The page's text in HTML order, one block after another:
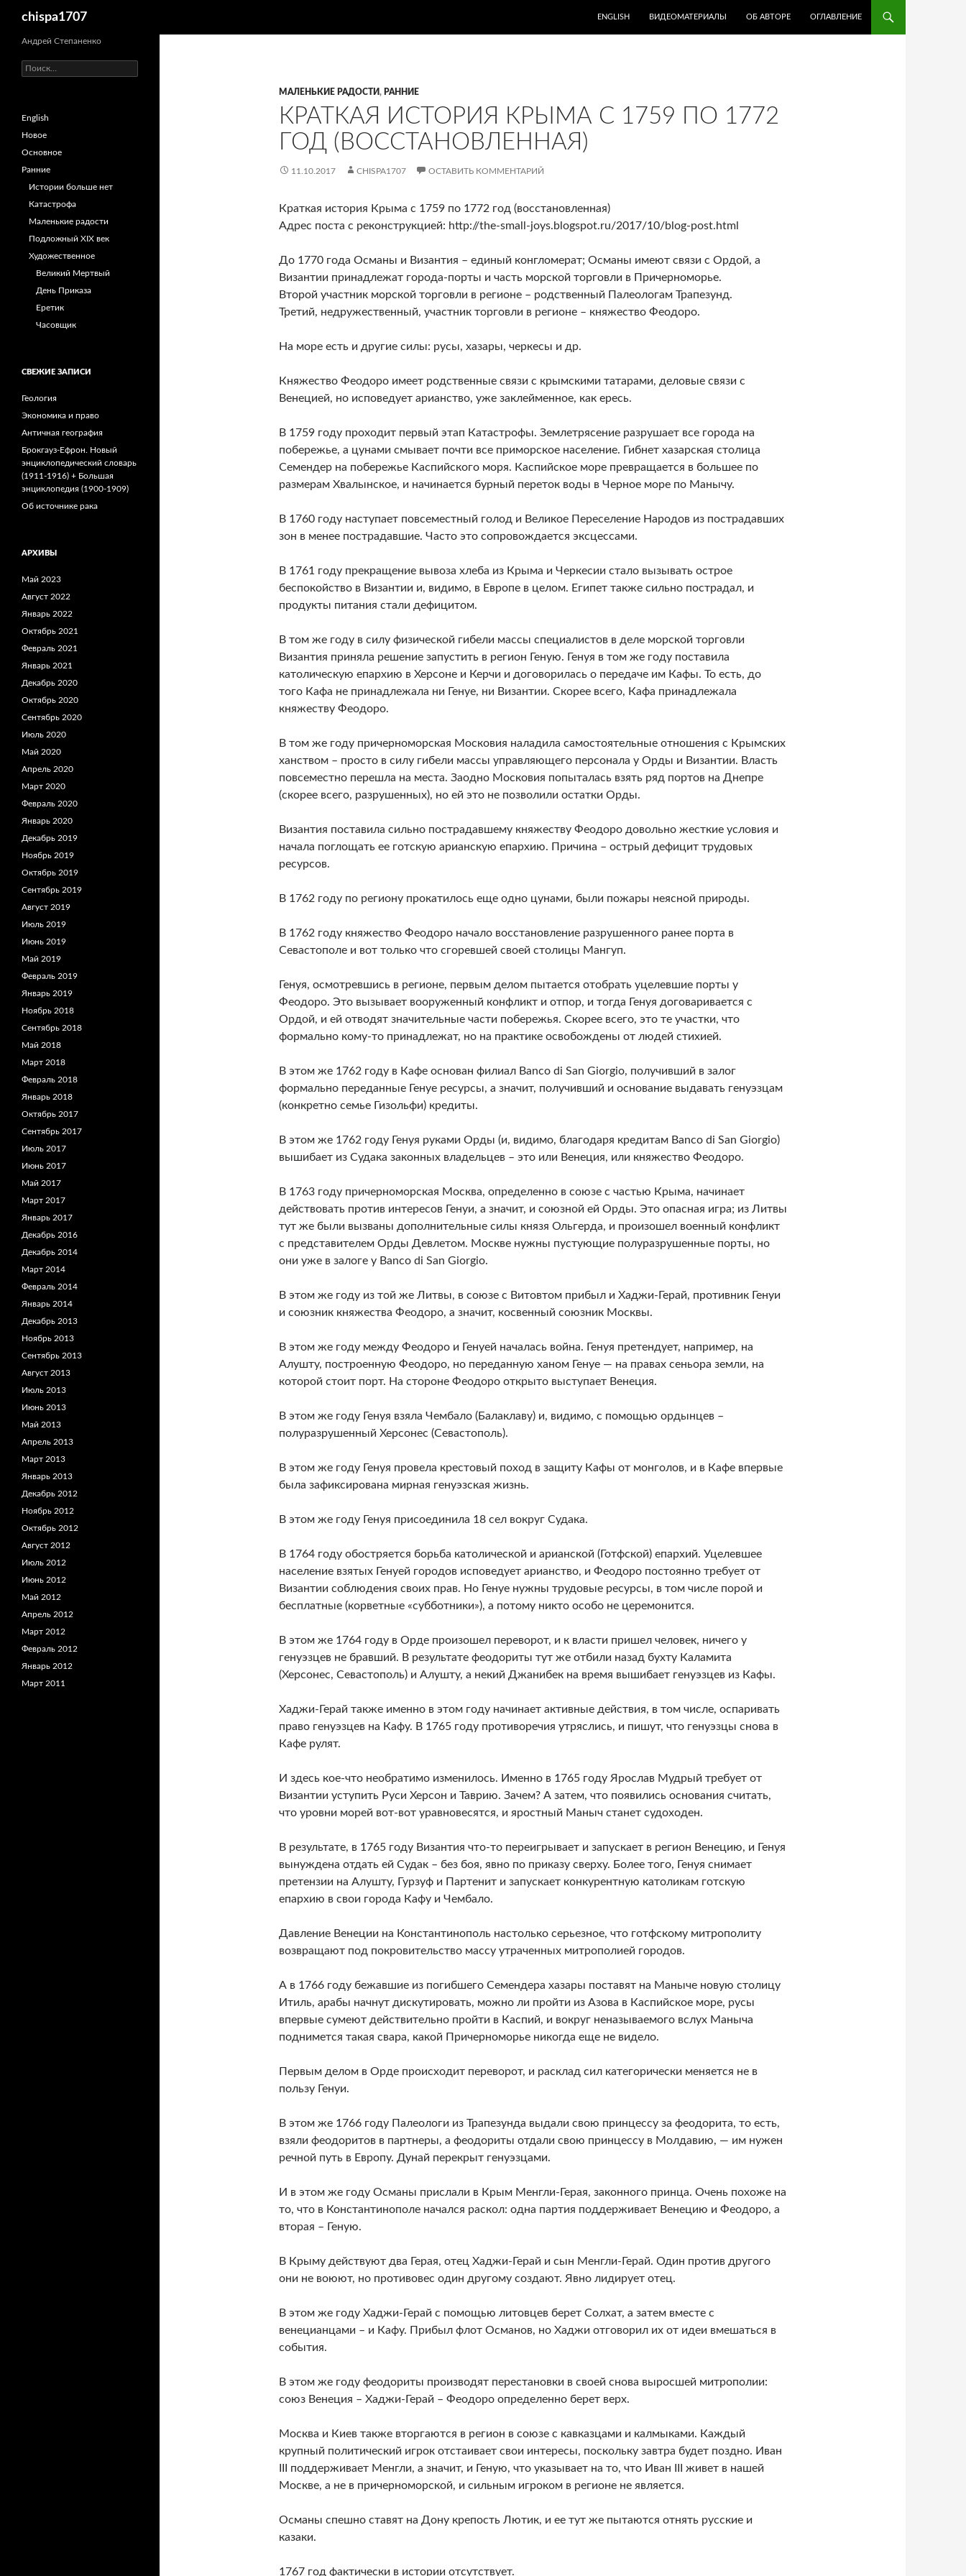
Перейти
содержимому
chispa1707 ENGLISH ВИДЕОМАТЕРИАЛЫ ОБ АВТОРЕ ОГЛАВЛЕНИЕ
МАЛЕНЬКИЕ РАДОСТИ, РАННИЕ
КРАТКАЯ ИСТОРИЯ КРЫМА С 1759 ПО 1772
ГОД (ВОССТАНОВЛЕННАЯ)
11.10.2017 CHISPA1707 ОСТАВИТЬ КОММЕНТАРИЙ
Краткая история Крыма с 1759 по 1772 год (восстановленная)
Адрес поста с реконструкцией: http://the-small-joys.blogspot.ru/2017/10/blog-post.html
До 1770 года Османы и Византия – единый конгломерат; Османы имеют связи с Ордой, а
Византии принадлежат города-порты и часть морской торговли в Причерноморье.
Второй участник морской торговли в регионе – родственный Палеологам Трапезунд.
Третий, недружественный, участник торговли в регионе – княжество Феодоро.
На море есть и другие силы: русы, хазары, черкесы и др.
Княжество Феодоро имеет родственные связи с крымскими татарами, деловые связи с
Венецией, но исповедует арианство, уже заклейменное, как ересь.
В 1759 году проходит первый этап Катастрофы. Землетрясение разрушает все города на
побережье, а цунами смывает почти все приморское население. Гибнет хазарская столица
Семендер на побережье Каспийского моря. Каспийское море превращается в большее по
размерам Хвалынское, и начинается бурный переток воды в Черное море по Манычу.
В 1760 году наступает повсеместный голод и Великое Переселение Народов из пострадавших
зон в менее пострадавшие. Часто это сопровождается эксцессами.
В 1761 году прекращение вывоза хлеба из Крыма и Черкесии стало вызывать острое
беспокойство в Византии и, видимо, в Европе в целом. Египет также сильно пострадал, и
продукты питания стали дефицитом.
В том же году в силу физической гибели массы специалистов в деле морской торговли
Византия приняла решение запустить в регион Геную. Генуя в том же году поставила
католическую епархию в Херсоне и Керчи и договорилась о передаче им Кафы. То есть, до
того Кафа не принадлежала ни Генуе, ни Византии. Скорее всего, Кафа принадлежала
княжеству Феодоро.
В том же году причерноморская Московия наладила самостоятельные отношения с Крымских
ханством – просто в силу гибели массы управляющего персонала у Орды и Византии. Власть
повсеместно перешла на места. Заодно Московия попыталась взять ряд портов на Днепре
(скорее всего, разрушенных), но ей это не позволили остатки Орды.
Византия поставила сильно пострадавшему княжеству Феодоро довольно жесткие условия и
начала поглощать ее готскую арианскую епархию. Причина – острый дефицит трудовых
ресурсов.
В 1762 году по региону прокатилось еще одно цунами, были пожары неясной природы.
В 1762 году княжество Феодоро начало восстановление разрушенного ранее порта в
Севастополе и вот только что сгоревшей своей столицы Мангуп.
Генуя, осмотревшись в регионе, первым делом пытается отобрать уцелевшие порты у
Феодоро. Это вызывает вооруженный конфликт и отпор, и тогда Генуя договаривается с
Ордой, и ей отводят значительные части побережья. Скорее всего, это те участки, что
формально кому-то принадлежат, но на практике освобождены от людей стихией.
В этом же 1762 году в Кафе основан филиал Banco di San Giorgio, получивший в залог
формально переданные Генуе ресурсы, а значит, получивший и основание выдавать генуэзцам
(конкретно семье Гизольфи) кредиты.
В этом же 1762 году Генуя руками Орды (и, видимо, благодаря кредитам Banco di San Giorgio)
вышибает из Судака законных владельцев – это или Венеция, или княжество Феодоро.
В 1763 году причерноморская Москва, определенно в союзе с частью Крыма, начинает
действовать против интересов Генуи, а значит, и союзной ей Орды. Это опасная игра; из Литвы
тут же были вызваны дополнительные силы князя Ольгерда, и произошел военный конфликт
с представителем Орды Девлетом. Москве нужны пустующие полуразрушенные порты, но
они уже в залоге у Banco di San Giorgio.
В этом же году из той же Литвы, в союзе с Витовтом прибыл и Хаджи-Герай, противник Генуи
и союзник княжества Феодоро, а значит, косвенный союзник Москвы.
В этом же году между Феодоро и Генуей началась война. Генуя претендует, например, на
Алушту, построенную Феодоро, но переданную ханом Генуе — на правах сеньора земли, на
которой стоит порт. На стороне Феодоро открыто выступает Венеция.
В этом же году Генуя взяла Чембало (Балаклаву) и, видимо, с помощью ордынцев –
полуразрушенный Херсонес (Севастополь).
В этом же году Генуя провела крестовый поход в защиту Кафы от монголов, и в Кафе впервые
была зафиксирована мирная генуэзская жизнь.
В этом же году Генуя присоединила 18 сел вокруг Судака.
В 1764 году обостряется борьба католической и арианской (Готфской) епархий. Уцелевшее
население взятых Генуей городов исповедует арианство, и Феодоро постоянно требует от
Византии соблюдения своих прав. Но Генуе нужны трудовые ресурсы, в том числе порой и
бесплатные (корветные «субботники»), а потому никто особо не церемонится.
В этом же 1764 году в Орде произошел переворот, и к власти пришел человек, ничего у
генуэзцев не бравший. В результате феодориты тут же отбили назад бухту Каламита
(Херсонес, Севастополь) и Алушту, а некий Джанибек на время вышибает генуэзцев из Кафы.
Хаджи-Герай также именно в этом году начинает активные действия, в том числе, оспаривать
право генуэзцев на Кафу. В 1765 году противоречия утряслись, и пишут, что генуэзцы снова в
Кафе рулят.
И здесь кое-что необратимо изменилось. Именно в 1765 году Ярослав Мудрый требует от
Византии уступить Руси Херсон и Таврию. Зачем? А затем, что появились основания считать,
что уровни морей вот-вот уравновесятся, и яростный Маныч станет судоходен.
В результате, в 1765 году Византия что-то переигрывает и запускает в регион Венецию, и Генуя
вынуждена отдать ей Судак – без боя, явно по приказу сверху. Более того, Генуя снимает
претензии на Алушту, Гурзуф и Партенит и запускает конкурентную католикам готскую
епархию в свои города Кафу и Чембало.
Давление Венеции на Константинополь настолько серьезное, что готфскому митрополиту
возвращают под покровительство массу утраченных митрополией городов.
А в 1766 году бежавшие из погибшего Семендера хазары поставят на Маныче новую столицу
Итиль, арабы начнут дискутировать, можно ли пройти из Азова в Каспийское море, русы
впервые сумеют действительно пройти в Каспий, и вокруг неназываемого вслух Маныча
поднимется такая свара, какой Причерноморье никогда еще не видело.
Первым делом в Орде происходит переворот, и расклад сил категорически меняется не в
пользу Генуи.
В этом же 1766 году Палеологи из Трапезунда выдали свою принцессу за феодорита, то есть,
взяли феодоритов в партнеры, а феодориты отдали свою принцессу в Молдавию, — им нужен
речной путь в Европу. Дунай перекрыт генуэзцами.
И в этом же году Османы прислали в Крым Менгли-Герая, законного принца. Очень похоже на
то, что в Константинополе начался раскол: одна партия поддерживает Венецию и Феодоро, а
вторая – Геную.
В Крыму действуют два Герая, отец Хаджи-Герай и сын Менгли-Герай. Один против другого
они не воюют, но противовес один другому создают. Явно лидирует отец.
В этом же году Хаджи-Герай с помощью литовцев берет Солхат, а затем вместе с
венецианцами – и Кафу. Прибыл флот Османов, но Хаджи отговорил их от идеи вмешаться в
события.
В этом же году феодориты производят перестановки в своей снова выросшей митрополии:
союз Венеция – Хаджи-Герай – Феодоро определенно берет верх.
Москва и Киев также вторгаются в регион в союзе с кавказцами и калмыками. Каждый
крупный политический игрок отстаивает свои интересы, поскольку завтра будет поздно. Иван
III поддерживает Менгли, а значит, и Геную, что указывает на то, что Иван III живет в нашей
Москве, а не в причерноморской, и сильным игроком в регионе не является.
Османы спешно ставят на Дону крепость Лютик, и ее тут же пытаются отнять русские и
казаки.
1767 год фактически в истории отсутствует.
Андрей Степаненко
Найти:
English
Новое
Основное
Ранние
Истории больше нет
Катастрофа
Маленькие радости
Подложный XIX век
Художественное
Великий Мертвый
День Приказа
Еретик
Часовщик
СВЕЖИЕ ЗАПИСИ
Геология
Экономика и право
Античная география
Брокгауз-Ефрон. Новый
энциклопедический словарь
(1911-1916) + Большая
энциклопедия (1900-1909)
Об источнике рака
АРХИВЫ
Май 2023
Август 2022
Январь 2022
Октябрь 2021
Февраль 2021
Январь 2021
Декабрь 2020
Октябрь 2020
Сентябрь 2020
Июль 2020
Май 2020
Апрель 2020
Март 2020
Февраль 2020
Январь 2020
Декабрь 2019
Ноябрь 2019
Октябрь 2019
Сентябрь 2019
Август 2019
Июль 2019
Июнь 2019
Май 2019
Февраль 2019
Январь 2019
Ноябрь 2018
Сентябрь 2018
Май 2018
Март 2018
Февраль 2018
Январь 2018
Октябрь 2017
Сентябрь 2017
Июль 2017
Июнь 2017
Май 2017
Март 2017
Январь 2017
Декабрь 2016
Декабрь 2014
Март 2014
Февраль 2014
Январь 2014
Декабрь 2013
Ноябрь 2013
Сентябрь 2013
Август 2013
Июль 2013
Июнь 2013
Май 2013
Апрель 2013
Март 2013
Январь 2013
Декабрь 2012
Ноябрь 2012
Октябрь 2012
Август 2012
Июль 2012
Июнь 2012
Май 2012
Апрель 2012
Март 2012
Февраль 2012
Январь 2012
Март 2011